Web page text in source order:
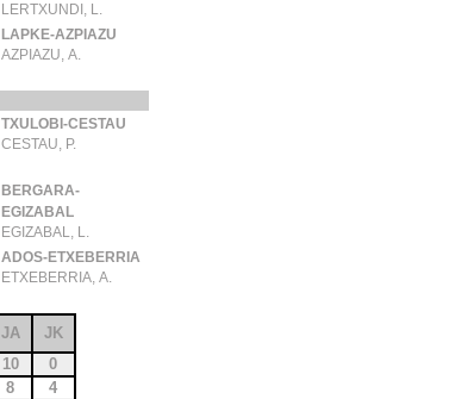
LERTXUNDI, L.
LAPKE-AZPIAZU
AZPIAZU, A.
TXULOBI-CESTAU
CESTAU, P.
BERGARA-
EGIZABAL
EGIZABAL, L.
ADOS-ETXEBERRIA
ETXEBERRIA, A.
JA
JK
10
0
8
4